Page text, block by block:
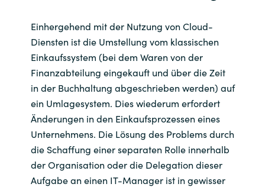
Einhergehend mit der Nutzung von Cloud-
Diensten ist die Umstellung vom klassischen
Einkaufssystem (bei dem Waren von der
Finanzabteilung eingekauft und über die Zeit
in der Buchhaltung abgeschrieben werden) auf
ein Umlagesystem. Dies wiederum erfordert
Änderungen in den Einkaufsprozessen eines
Unternehmens. Die Lösung des Problems durch
die Schaffung einer separaten Rolle innerhalb
der Organisation oder die Delegation dieser
Aufgabe an einen IT-Manager ist in gewisser